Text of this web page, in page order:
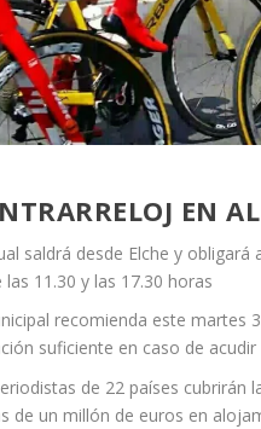
EN
saldrá desde Elche y
11.30 y las 17.30 horas
recomienda este martes
suficiente en caso de
de 22 países
de un millón de euros en